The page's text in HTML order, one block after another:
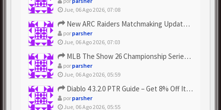
Jue, 06 Ago 2026, 07:08
New ARC Raiders Matchmaking Update: Stop Failed - Grab Bluep...
porparsher
Jue, 06 Ago 2026, 07:03
MLB The Show 26 Championship Series Update! Get Cheap & ...
porparsher
Jue, 06 Ago 2026, 05:59
Diablo 4 3.2.0 PTR Guide – Get 8% Off Items Quickly to Test ...
porparsher
Jue, 06 Ago 2026, 05:55